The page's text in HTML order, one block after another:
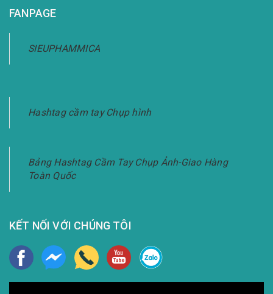
FANPAGE
SIEUPHAMMICA
Hashtag cầm tay Chụp hình
Bảng Hashtag Cầm Tay Chụp Ảnh-Giao Hàng
Toàn Quốc
KẾT NỐI VỚI CHÚNG TÔI